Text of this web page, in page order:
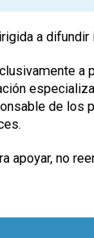
a
de
apoyar, no